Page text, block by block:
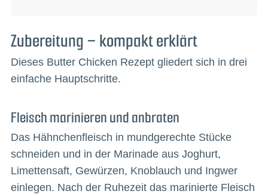
Zubereitung – kompakt erklärt
Dieses Butter Chicken Rezept gliedert sich in drei
einfache Hauptschritte.
Fleisch marinieren und anbraten
Das Hähnchenfleisch in mundgerechte Stücke
schneiden und in der Marinade aus Joghurt,
Limettensaft, Gewürzen, Knoblauch und Ingwer
einlegen. Nach der Ruhezeit das marinierte Fleisch